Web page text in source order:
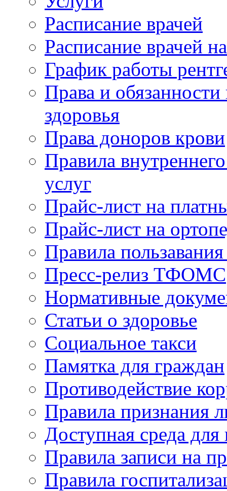
Расписание врачей
Расписание врачей
График работы
Права и
здоровья
Права доноров крови
Правила
услуг
Прайс-лист на
Прайс-лист на
Правила
Пресс-релиз ТФОМС
Нормативные
Статьи о здоровье
Социальное такси
Памятка для граждан
Противодействие
Правила признания
Доступная среда для
Правила записи на
Правила